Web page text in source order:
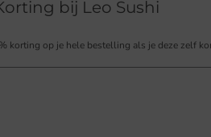
bij Leo Sushi
korting op je hele bestelling als je deze zelf